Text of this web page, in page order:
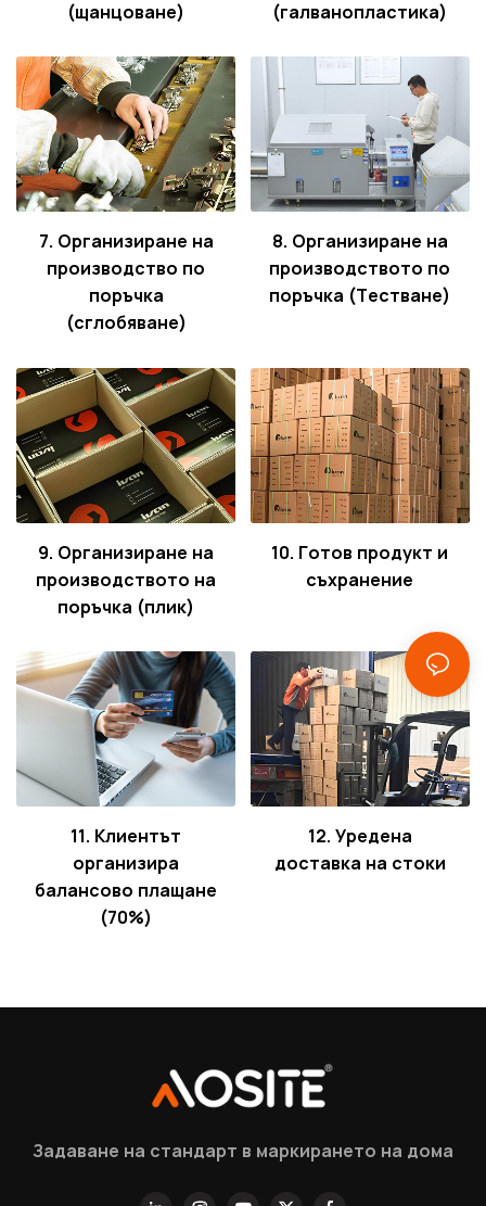
(щанцоване)
(галванопластика)
7. Организиране на
производство по
поръчка
(сглобяване)
8. Организиране на
производството по
поръчка (Тестване)
9. Организиране на
производството на
поръчка (плик)
10. Готов продукт и
съхранение
11. Клиентът
организира
балансово плащане
(70%)
12. Уредена
доставка на стоки
Задаване на стандарт в маркирането на дома